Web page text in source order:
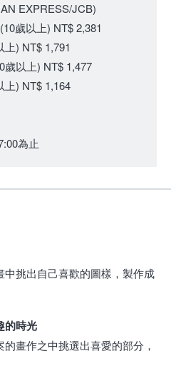
EXPRESS/JCB)
(10歲以上) NT$ 2,381
上) NT$ 1,791
歲以上) NT$ 1,477
上) NT$ 1,164
為止
挑出自己喜歡的圖樣，製作成
的時光
畫作之中挑選出喜愛的部分，